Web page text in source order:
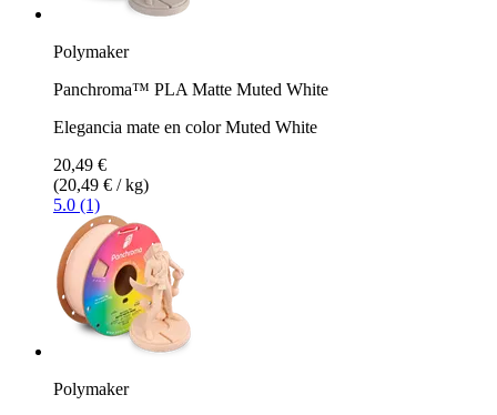
Polymaker
Panchroma™ PLA Matte Muted White
Elegancia mate en color Muted White
20,49 €
(20,49 € / kg)
5.0 (1)
Polymaker